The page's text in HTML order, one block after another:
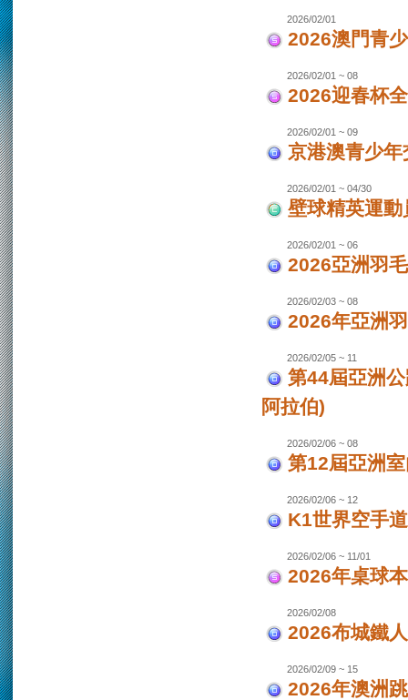
2026/02/01
2026澳門青
2026/02/01 ~ 08
2026迎春杯
2026/02/01 ~ 09
京港澳青少
2026/02/01 ~ 04/30
壁球精英運
2026/02/01 ~ 06
2026亞洲羽
2026/02/03 ~ 08
2026年亞洲
2026/02/05 ~ 11
第44屆亞洲
阿拉伯)
2026/02/06 ~ 08
第12屆亞洲
2026/02/06 ~ 12
K1世界空手
2026/02/06 ~ 11/01
2026年桌球
2026/02/08
2026布城鐵
2026/02/09 ~ 15
2026年澳洲